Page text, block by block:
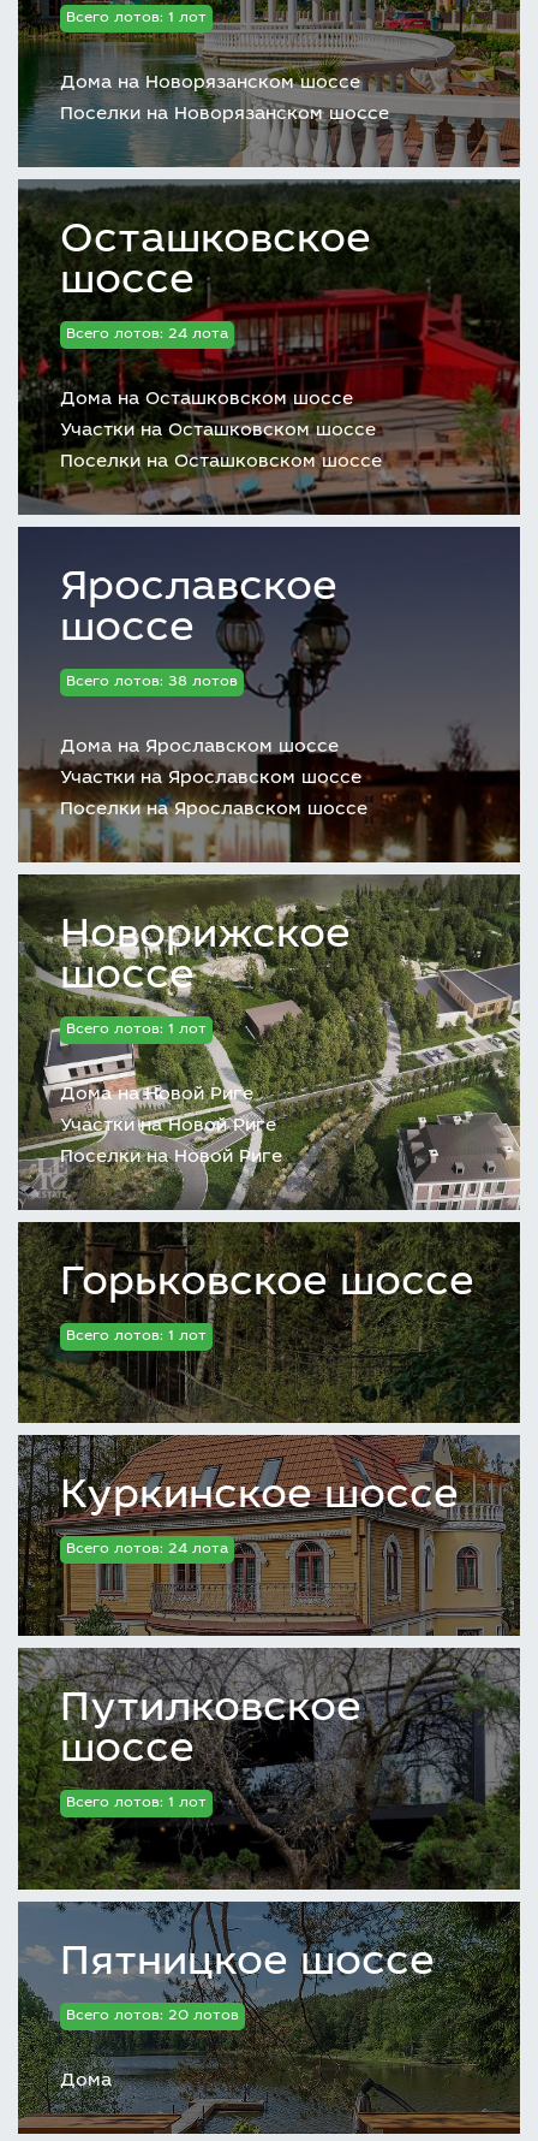
Всего лотов: 1 лот
Дома на Новорязанском шоссе
Поселки на Новорязанском шоссе
Осташковское
шоссе
Всего лотов: 24 лота
Дома на Осташковском шоссе
Участки на Осташковском шоссе
Поселки на Осташковском шоссе
Ярославское
шоссе
Всего лотов: 38 лотов
Дома на Ярославском шоссе
Участки на Ярославском шоссе
Поселки на Ярославском шоссе
Новорижское
шоссе
Всего лотов: 1 лот
Дома на Новой Риге
Участки на Новой Риге
Поселки на Новой Риге
Горьковское шоссе
Всего лотов: 1 лот
Куркинское шоссе
Всего лотов: 24 лота
Путилковское
шоссе
Всего лотов: 1 лот
Пятницкое шоссе
Всего лотов: 20 лотов
Дома